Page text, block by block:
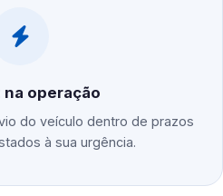
na operação
do veículo dentro de prazos
à sua urgência.